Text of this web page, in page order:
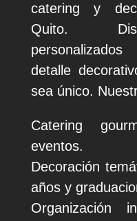
catering y
Quito.
detalle
sea único.
Catering
eventos.
Decoración
años y
Organización